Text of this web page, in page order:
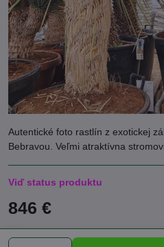
Autentické foto rastlín z exotickej
Bebravou. Veľmi atraktívna
Viď status produktu
846 €